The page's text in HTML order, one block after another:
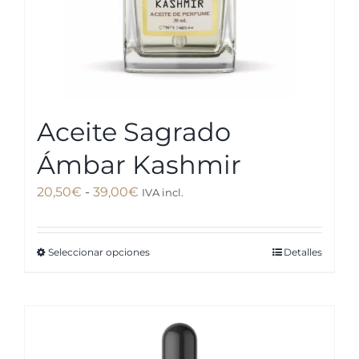
página
de
producto
Aceite Sagrado
Ámbar Kashmir
20,50€ - 39,00€ Rango
precios:
desde
39,00€
IVA incl.
Seleccionar opcionesEste
múltiples
Detalles